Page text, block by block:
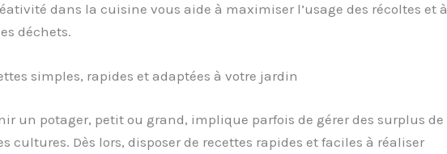
dans la cuisine vous aide à maximiser l’usage des récoltes et à
déchets.
simples, rapides et adaptées à votre jardin
un potager, petit ou grand, implique parfois de gérer des surplus de
cultures. Dès lors, disposer de recettes rapides et faciles à réaliser